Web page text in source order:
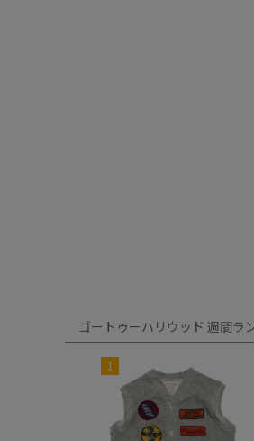
ゴートゥーハリウッド 週間ラ
1